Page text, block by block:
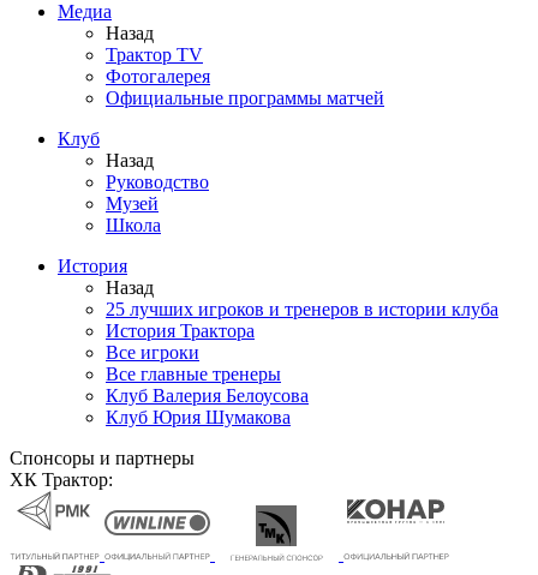
Медиа
Назад
Трактор TV
Фотогалерея
Официальные программы матчей
Клуб
Назад
Руководство
Музей
Школа
История
Назад
25 лучших игроков и тренеров в истории клуба
История Трактора
Все игроки
Все главные тренеры
Клуб Валерия Белоусова
Клуб Юрия Шумакова
Спонсоры и партнеры
ХК Трактор: